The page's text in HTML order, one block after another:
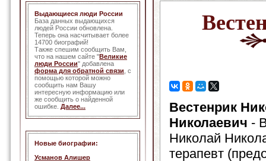
Выдающиеся люди России
База данных выдающихся
людей России обновлена.
Теперь она насчитывает более
14700 биографий!
Также спешим сообщить Вам,
что на нашем сайте "Великие
люди России" добавлена
форма для обратной связи , с
помощью которой можно
сообщить нам Вашу
интересную информацию или
же сообщить о найденной
ошибке. Далее...
Новые биографии:
Усманов Алишер
Вестенрик
Николаевич -
Николай
терапевт